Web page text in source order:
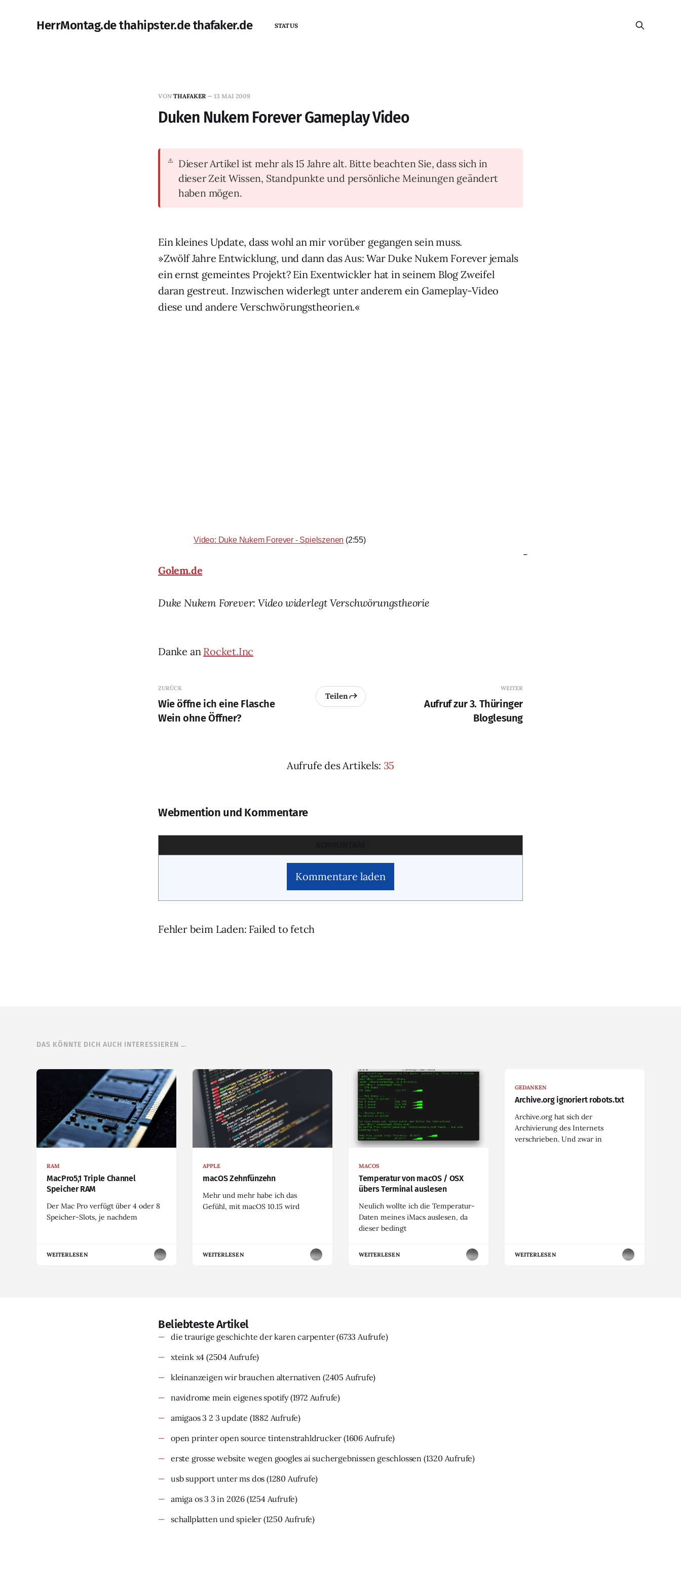
HerrMontag.de thahipster.de thafaker.de STATUS
VON THAFAKER — 13 MAI 2009
Duken Nukem Forever Gameplay Video
Dieser Artikel ist mehr als 15 Jahre alt. Bitte beachten Sie, dass sich in
dieser Zeit Wissen, Standpunkte und persönliche Meinungen geändert
haben mögen.
Ein kleines Update, dass wohl an mir vorüber gegangen sein muss.
»Zwölf Jahre Entwicklung, und dann das Aus: War Duke Nukem Forever jemals
ein ernst gemeintes Projekt? Ein Exentwickler hat in seinem Blog Zweifel
daran gestreut. Inzwischen widerlegt unter anderem ein Gameplay-Video
diese und andere Verschwörungstheorien.«
Video: Duke Nukem Forever - Spielszenen (2:55)
Golem.de
-
Duke Nukem Forever: Video widerlegt Verschwörungstheorie
Danke an Rocket.Inc
ZURÜCK
Wie öffne ich eine Flasche
Wein ohne Öffner?
Teilen
WEITER
Aufruf zur 3. Thüringer
Bloglesung
Aufrufe des Artikels: 35
Webmention und Kommentare
Kommentare laden
Fehler beim Laden: Failed to fetch
DAS KÖNNTE DICH AUCH INTERESSIEREN …
RAM
MacPro5,1 Triple Channel
Speicher RAM
Der Mac Pro verfügt über 4 oder 8
Speicher-Slots, je nachdem
WEITERLESEN
APPLE
macOS Zehnfünzehn
Mehr und mehr habe ich das
Gefühl, mit macOS 10.15 wird
WEITERLESEN
MACOS
Temperatur von macOS / OSX
übers Terminal auslesen
Neulich wollte ich die Temperatur-
Daten meines iMacs auslesen, da
dieser bedingt
WEITERLESEN
GEDANKEN
Archive.org ignoriert robots.txt
Archive.org hat sich der
Archivierung des Internets
verschrieben. Und zwar in
WEITERLESEN
Beliebteste Artikel
die traurige geschichte der karen carpenter(6733 Aufrufe)
xteink x4 (2504 Aufrufe)
kleinanzeigen wir brauchen alternativen (2405 Aufrufe)
navidrome mein eigenes spotify(1972 Aufrufe)
amigaos 3 2 3 update (1882 Aufrufe)
open printer open source tintenstrahldrucker (1606 Aufrufe)
erste grosse website wegen googles ai suchergebnissen geschlossen (1320 Aufrufe)
usb support unter ms dos (1280 Aufrufe)
amiga os 3 3 in 2026 (1254 Aufrufe)
schallplatten und spieler (1250 Aufrufe)